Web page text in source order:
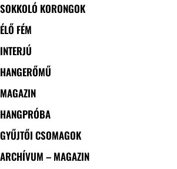
SOKKOLÓ KORONGOK
ÉLŐ FÉM
INTERJÚ
HANGERŐMŰ
MAGAZIN
HANGPRÓBA
GYŰJTŐI CSOMAGOK
ARCHÍVUM – MAGAZIN